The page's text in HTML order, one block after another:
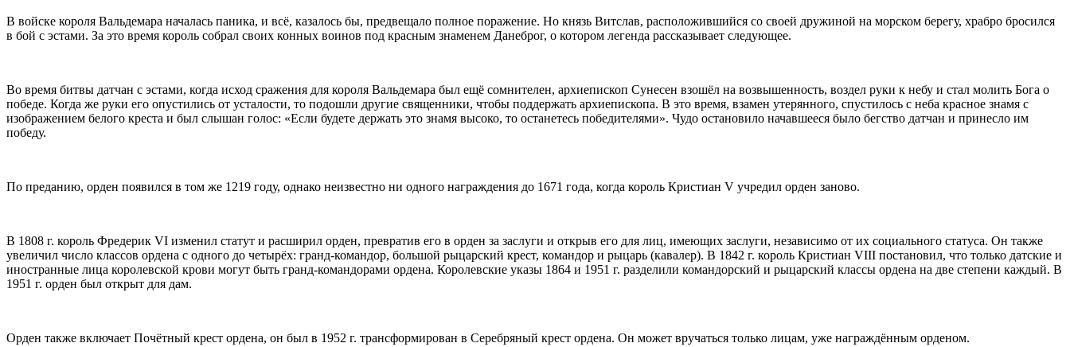
В войске короля Вальдемара началась паника, и всё, казалось бы, предвещало полное поражение. Но князь Витслав, расположившийся со своей дружиной на морском берегу, храбро бросился
в бой с эстами. За это время король собрал своих конных воинов под красным знаменем Данеброг, о котором легенда рассказывает следующее.
Во время битвы датчан с эстами, когда исход сражения для короля Вальдемара был ещё сомнителен, архиепископ Сунесен взошёл на возвышенность, воздел руки к небу и стал молить Бога о
победе. Когда же руки его опустились от усталости, то подошли другие священники, чтобы поддержать архиепископа. В это время, взамен утерянного, спустилось с неба красное знамя с
изображением белого креста и был слышан голос: «Если будете держать это знамя высоко, то останетесь победителями». Чудо остановило начавшееся было бегство датчан и принесло им
победу.
По преданию, орден появился в том же 1219 году, однако неизвестно ни одного награждения до 1671 года, когда король Кристиан V учредил орден заново.
В 1808 г. король Фредерик VI изменил статут и расширил орден, превратив его в орден за заслуги и открыв его для лиц, имеющих заслуги, независимо от их социального статуса. Он также
увеличил число классов ордена с одного до четырёх: гранд-командор, большой рыцарский крест, командор и рыцарь (кавалер). В 1842 г. король Кристиан VIII постановил, что только датские и
иностранные лица королевской крови могут быть гранд-командорами ордена. Королевские указы 1864 и 1951 г. разделили командорский и рыцарский классы ордена на две степени каждый. В
1951 г. орден был открыт для дам.
Орден также включает Почётный крест ордена, он был в 1952 г. трансформирован в Серебряный крест ордена. Он может вручаться только лицам, уже награждённым орденом.